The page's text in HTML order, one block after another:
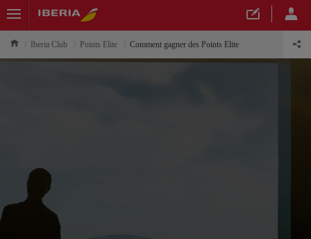
Iberia Club Points Elite Comment gagner des Points Elite